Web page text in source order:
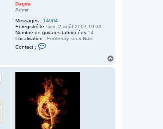
Dagda
Admin
Messages : 14904
Enregistré le : jeu. 2 août 2007 19:30
Nombre de guitares fabriquées : 4
Localisation : Fontenay sous Bois
Contact :
a
c
t
e
r
D
a
g
d
a